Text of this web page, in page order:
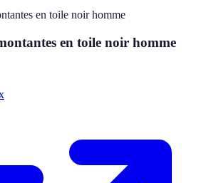
en toile noir homme